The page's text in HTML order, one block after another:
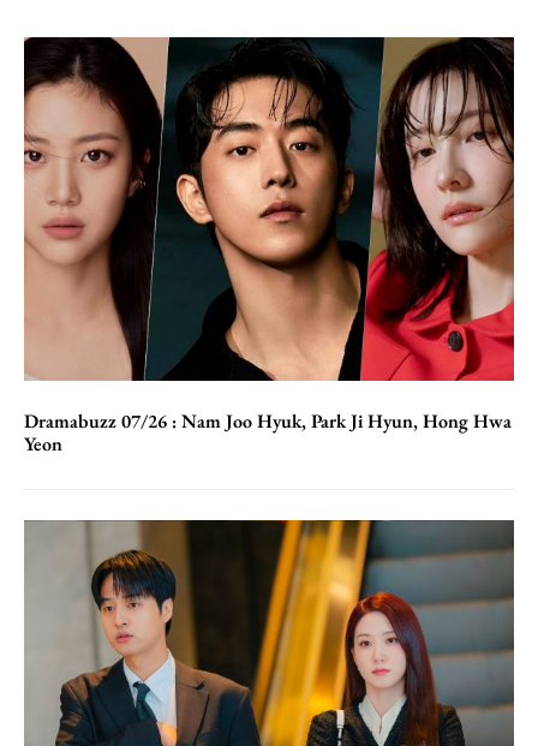
Dramabuzz 07/26 : Nam Joo Hyuk, Park Ji Hyun, Hong Hwa
Yeon